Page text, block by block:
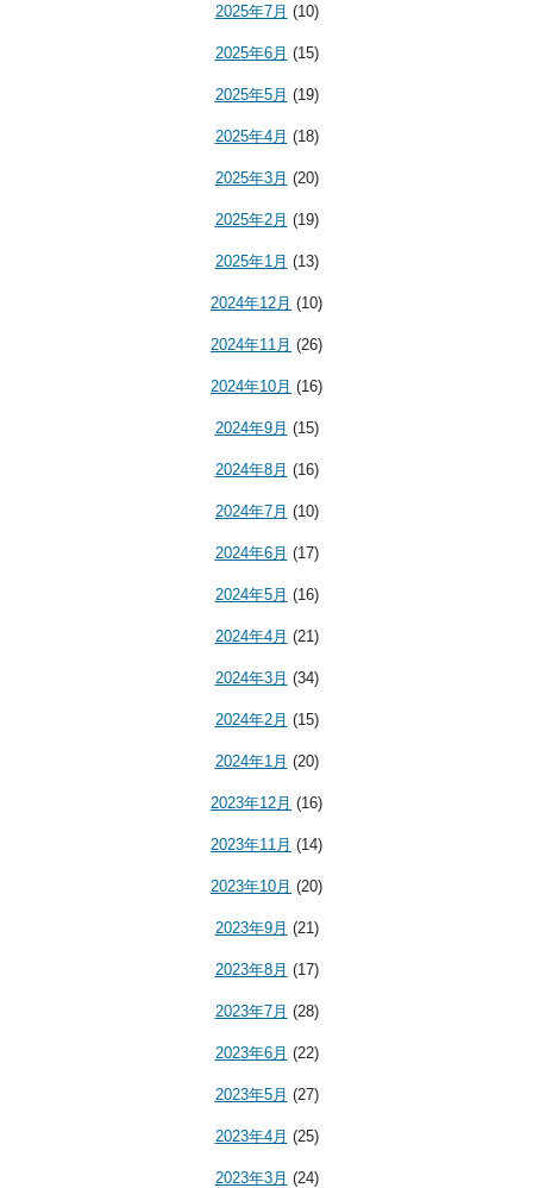
2025年7月 (10)
2025年6月 (15)
2025年5月 (19)
2025年4月 (18)
2025年3月 (20)
2025年2月 (19)
2025年1月 (13)
2024年12月 (10)
2024年11月 (26)
2024年10月 (16)
2024年9月 (15)
2024年8月 (16)
2024年7月 (10)
2024年6月 (17)
2024年5月 (16)
2024年4月 (21)
2024年3月 (34)
2024年2月 (15)
2024年1月 (20)
2023年12月 (16)
2023年11月 (14)
2023年10月 (20)
2023年9月 (21)
2023年8月 (17)
2023年7月 (28)
2023年6月 (22)
2023年5月 (27)
2023年4月 (25)
2023年3月 (24)